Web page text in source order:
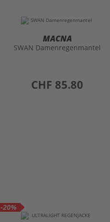
MACNA
SWAN Damenregenmantel
preis
CHF 85.80
-20%